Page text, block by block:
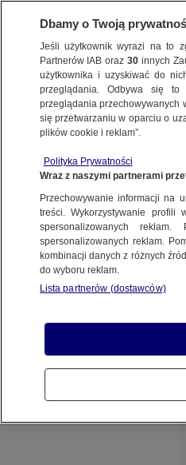
BIZNES
ZE ŚWIATA
14.05.2021, 14:55
Udostępnij
Od najbliższej niedzieli
zasady dla osób
strefy Schengen, Wielkiej
Dbamy o Twoją
Jeśli użytkownik wyrazi na to
Partnerów IAB oraz30 innych
użytkownika i uzyskiwać do
przeglądania. Odbywa się to
przeglądania przechowywanych
się przetwarzaniu w oparciu o
plików cookie i reklam”.
Polityka Prywatności
Wraz z naszymi partnerami
Przechowywanie informacji na
treści. Wykorzystywanie
spersonalizowanych
spersonalizowanych reklam.
kombinacji danych z różnych
do wyboru reklam.
Lista partnerów (dostawców)